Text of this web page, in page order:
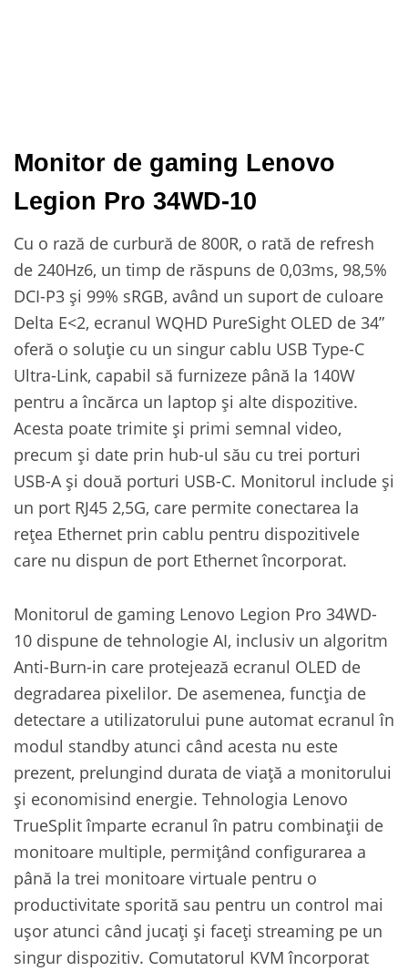
Monitor de gaming Lenovo
Legion Pro 34WD-10
Cu o rază de curbură de 800R, o rată de refresh
de 240Hz6, un timp de răspuns de 0,03ms, 98,5%
DCI-P3 și 99% sRGB, având un suport de culoare
Delta E<2, ecranul WQHD PureSight OLED de 34”
oferă o soluție cu un singur cablu USB Type-C
Ultra-Link, capabil să furnizeze până la 140W
pentru a încărca un laptop și alte dispozitive.
Acesta poate trimite și primi semnal video,
precum și date prin hub-ul său cu trei porturi
USB-A și două porturi USB-C. Monitorul include și
un port RJ45 2,5G, care permite conectarea la
rețea Ethernet prin cablu pentru dispozitivele
care nu dispun de port Ethernet încorporat.
Monitorul de gaming Lenovo Legion Pro 34WD-
10 dispune de tehnologie AI, inclusiv un algoritm
Anti-Burn-in care protejează ecranul OLED de
degradarea pixelilor. De asemenea, funcția de
detectare a utilizatorului pune automat ecranul în
modul standby atunci când acesta nu este
prezent, prelungind durata de viață a monitorului
și economisind energie. Tehnologia Lenovo
TrueSplit împarte ecranul în patru combinații de
monitoare multiple, permițând configurarea a
până la trei monitoare virtuale pentru o
productivitate sporită sau pentru un control mai
ușor atunci când jucați și faceți streaming pe un
singur dispozitiv. Comutatorul KVM încorporat